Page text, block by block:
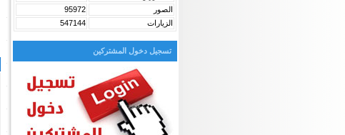
الصور
95972
الزيارات
547144
تسجيل دخول المشتركين